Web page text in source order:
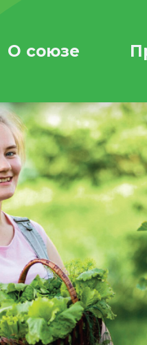
О союзе